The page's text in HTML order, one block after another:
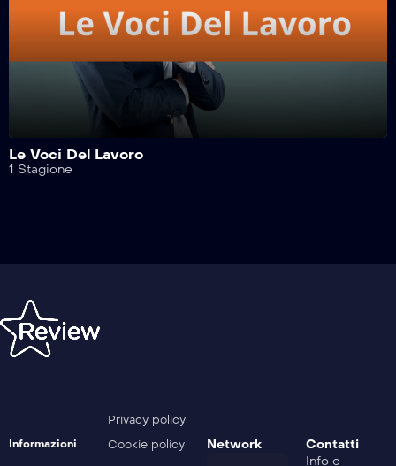
Safe Drive – 244^ Puntata
Safe Drive – 243^ Puntata
Le Voci Del Lavoro
1 Stagione
Informazioni
Privacy policy
Cookie policy
Network
Contatti
Info e